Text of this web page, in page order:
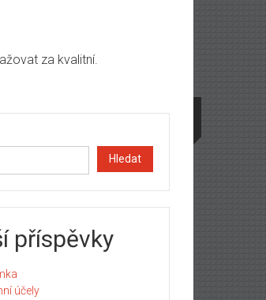
za kvalitní.
Hledat
příspěvky
účely